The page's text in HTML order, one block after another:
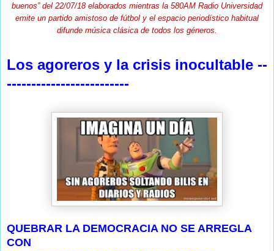
buenos” del 22/07/18 elaborados mientras la 580AM Radio Universidad
emite un partido amistoso de fútbol y el espacio periodístico habitual
difunde música clásica de todos los géneros.
Los agoreros y la crisis inocultable --
-------------------------
QUEBRAR LA DEMOCRACIA NO SE ARREGLA
CON